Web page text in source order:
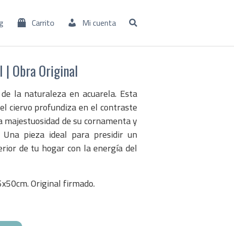
Carrito Mi cuenta
| Obra Original
la naturaleza en acuarela. Esta
ciervo profundiza en el contraste
de su cornamenta y
pieza ideal para presidir un
de tu hogar con la energía del
Original firmado.